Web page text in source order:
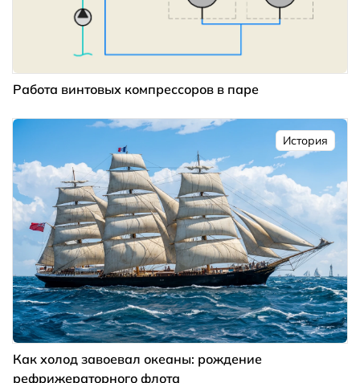
Работа винтовых компрессоров в паре
История
Как холод завоевал океаны: рождение
рефрижераторного флота